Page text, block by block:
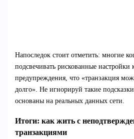
Напоследок стоит отметить: многие
подсвечивать рискованные настройки
предупреждения, что «транзакция
долго». Не игнорируй такие
основаны на реальных данных сети.
Итоги: как жить с
транзакциями